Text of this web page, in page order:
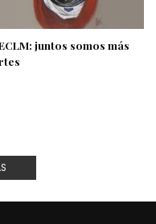
juntos somos más